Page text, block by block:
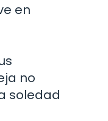
en
no
soledad